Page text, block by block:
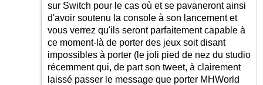
sur Switch pour le cas où et se pavaneront ainsi
d'avoir soutenu la console à son lancement et
vous verrez qu'ils seront parfaitement capable à
ce moment-là de porter des jeux soit disant
impossibles à porter (le joli pied de nez du studio
récemment qui, de part son tweet, à clairement
laissé passer le message que porter MHWorld